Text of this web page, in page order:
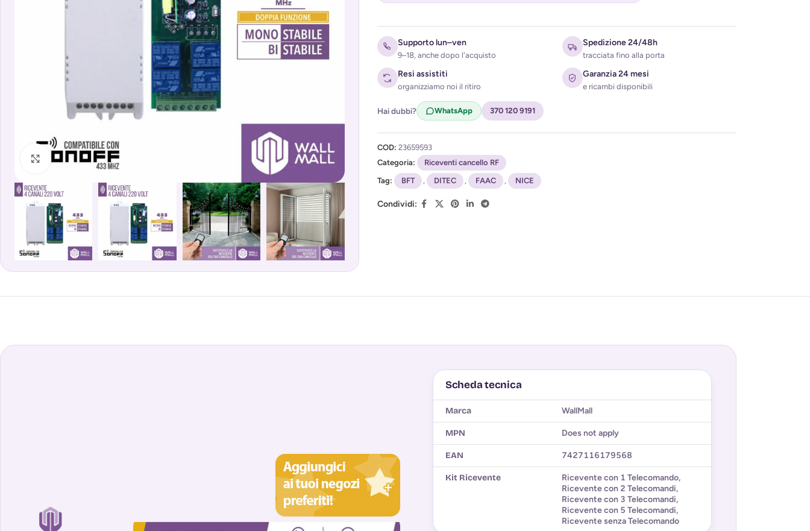
Clicca per ingrandire
Acconsento al trattamento dei miei dati per ricevere l'avviso di disponibilità
(Privacy Policy)
Supporto lun–ven
9–18, anche dopo l'acquisto
Spedizione 24/48h
tracciata fino alla porta
Resi assistiti
organizziamo noi il ritiro
Garanzia 24 mesi
e ricambi disponibili
Hai dubbi? WhatsApp 370 120 9191
COD: 23659593
Categoria:
Riceventi cancello RF
Tag:
BFT , DITEC , FAAC , NICE
Condividi:
Scheda tecnica
Marca WallMall
MPN Does not apply
EAN 7427116179568
Kit Ricevente Ricevente con 1 Telecomando,
Ricevente con 2 Telecomandi,
Ricevente con 3 Telecomandi,
Ricevente con 5 Telecomandi,
Ricevente senza Telecomando